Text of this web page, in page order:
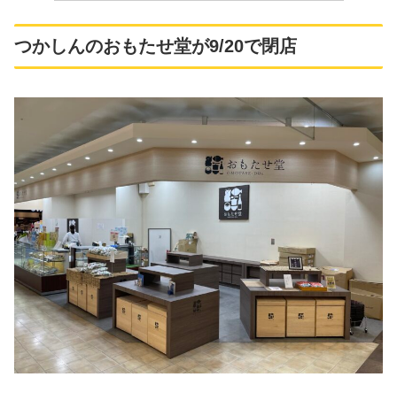
つかしんのおもたせ堂が9/20で閉店